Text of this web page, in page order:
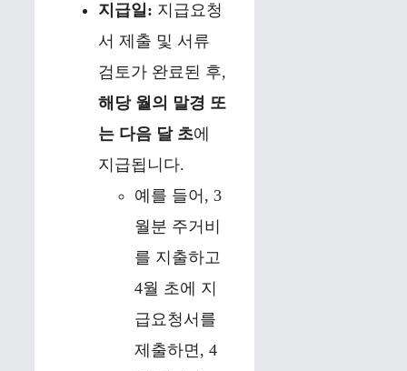
지급일: 지급요청
서 제출 및 서류
검토가 완료된 후,
해당 월의 말경 또
는 다음 달 초에
지급됩니다.
예를 들어, 3
월분 주거비
를 지출하고
4월 초에 지
급요청서를
제출하면, 4